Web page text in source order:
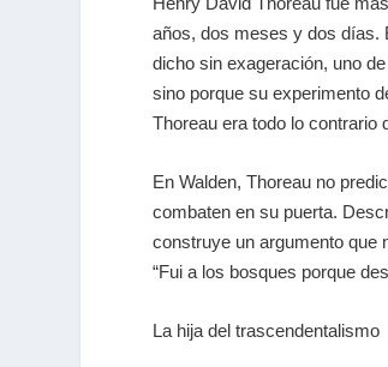
años, dos meses y dos días.
dicho sin exageración, uno
sino porque su experimento
Thoreau era todo lo contrario
En Walden, Thoreau no
combaten en su puerta.
construye un argumento que
“Fui a los bosques porque
La hija del trascendentalismo